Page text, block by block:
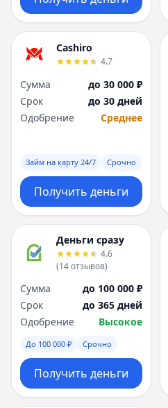
Cashiro
4.7
Сумма
до 30 000 ₽
Срок
до 30 дней
Одобрение
Среднее
Займ на карту 24/7 Срочно
Получить деньги
Деньги сразу
4.6
(14отзывов)
Сумма
до 100 000 ₽
Срок
до 365 дней
Одобрение
Высокое
До 100 000 ₽ Срочно
Получить деньги